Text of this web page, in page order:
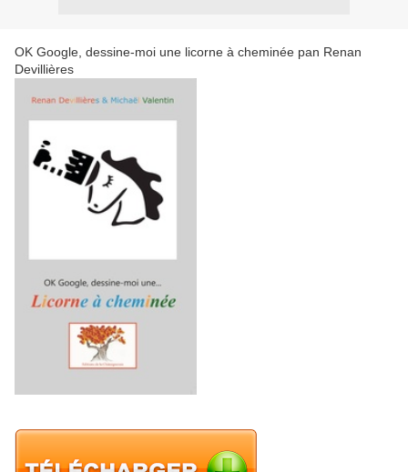
OK Google, dessine-moi une licorne à cheminée pan Renan
Devillières